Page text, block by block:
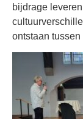
bijdrage
ontstaan